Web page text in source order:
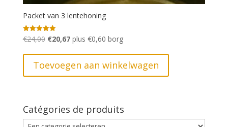
Packet van 3 lentehoning
Gewaardeerd
5.00
€24,00 Oorspronkelijke
was:
€24,00.
€20,67Huidige
is:
€20,67.
plus €0,60 borg
Toevoegen aan winkelwagen
Catégories de produits